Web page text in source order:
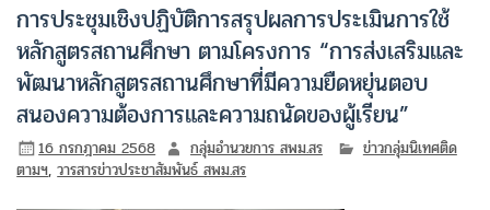
การประชุมเชิงปฏิบัติการสรุปผลการประเมินการใช้
หลักสูตรสถานศึกษา ตามโครงการ “การส่งเสริมและ
พัฒนาหลักสูตรสถานศึกษาที่มีความยืดหยุ่นตอบ
สนองความต้องการและความถนัดของผู้เรียน”
16 กรกฎาคม 2568 กลุ่มอำนวยการ สพม.สร
ข่าวกลุ่มนิเทศติด
ตามฯ,วารสารข่าวประชาสัมพันธ์ สพม.สร